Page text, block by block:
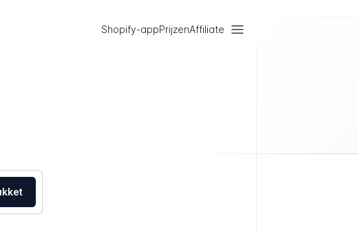
Shopify-appPrijzenAffiliate